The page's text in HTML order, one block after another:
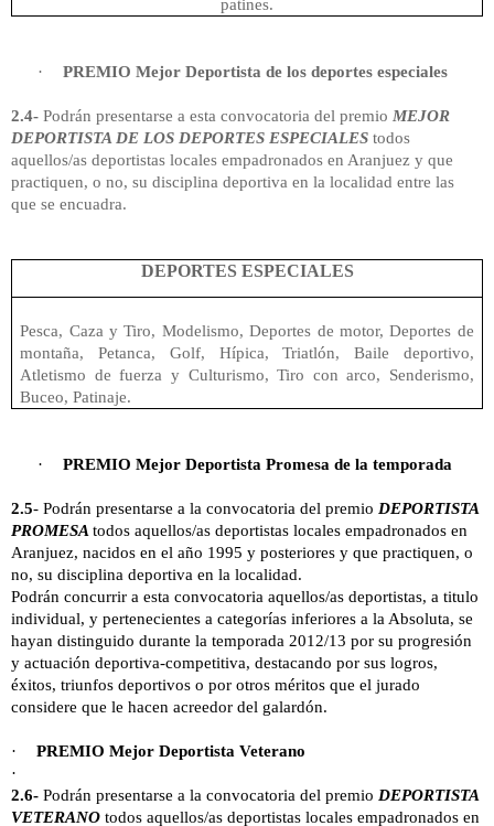
patines.
· PREMIO Mejor Deportista de los deportes especiales
2.4- Podrán presentarse a esta convocatoria del premio MEJOR
DEPORTISTA DE LOS DEPORTES ESPECIALES todos
aquellos/as deportistas locales empadronados en Aranjuez y que
practiquen, o no, su disciplina deportiva en la localidad entre las
que se encuadra.
DEPORTES ESPECIALES
Pesca, Caza y Tiro, Modelismo, Deportes de motor, Deportes de
montaña, Petanca, Golf, Hípica, Triatlón, Baile deportivo,
Atletismo de fuerza y Culturismo, Tiro con arco, Senderismo,
Buceo, Patinaje.
· PREMIO Mejor Deportista Promesa de la temporada
2.5- Podrán presentarse a la convocatoria del premio DEPORTISTA
PROMESA todos aquellos/as deportistas locales empadronados en
Aranjuez, nacidos en el año 1995 y posteriores y que practiquen, o
no, su disciplina deportiva en la localidad.
Podrán concurrir a esta convocatoria aquellos/as deportistas, a titulo
individual, y pertenecientes a categorías inferiores a la Absoluta, se
hayan distinguido durante la temporada 2012/13 por su progresión
y actuación deportiva-competitiva, destacando por sus logros,
éxitos, triunfos deportivos o por otros méritos que el jurado
considere que le hacen acreedor del galardón.
·
PREMIO Mejor Deportista Veterano
·
2.6- Podrán presentarse a la convocatoria del premio DEPORTISTA
VETERANO todos aquellos/as deportistas locales empadronados en